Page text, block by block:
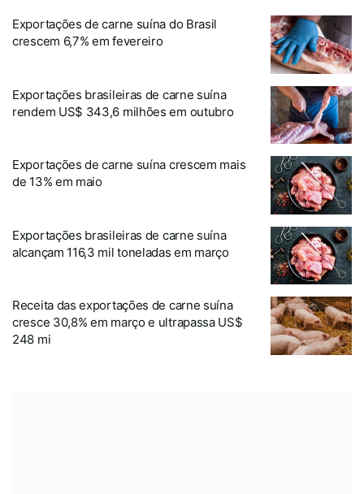
Exportações de carne suína do Brasil
crescem 6,7% em fevereiro
Exportações brasileiras de carne suína
rendem US$ 343,6 milhões em outubro
Exportações de carne suína crescem mais
de 13% em maio
Exportações brasileiras de carne suína
alcançam 116,3 mil toneladas em março
Receita das exportações de carne suína
cresce 30,8% em março e ultrapassa US$
248 mi